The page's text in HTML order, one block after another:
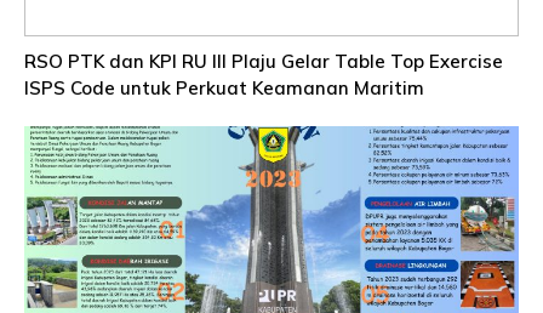
RSO PTK dan KPI RU III Plaju Gelar Table Top Exercise
ISPS Code untuk Perkuat Keamanan Maritim